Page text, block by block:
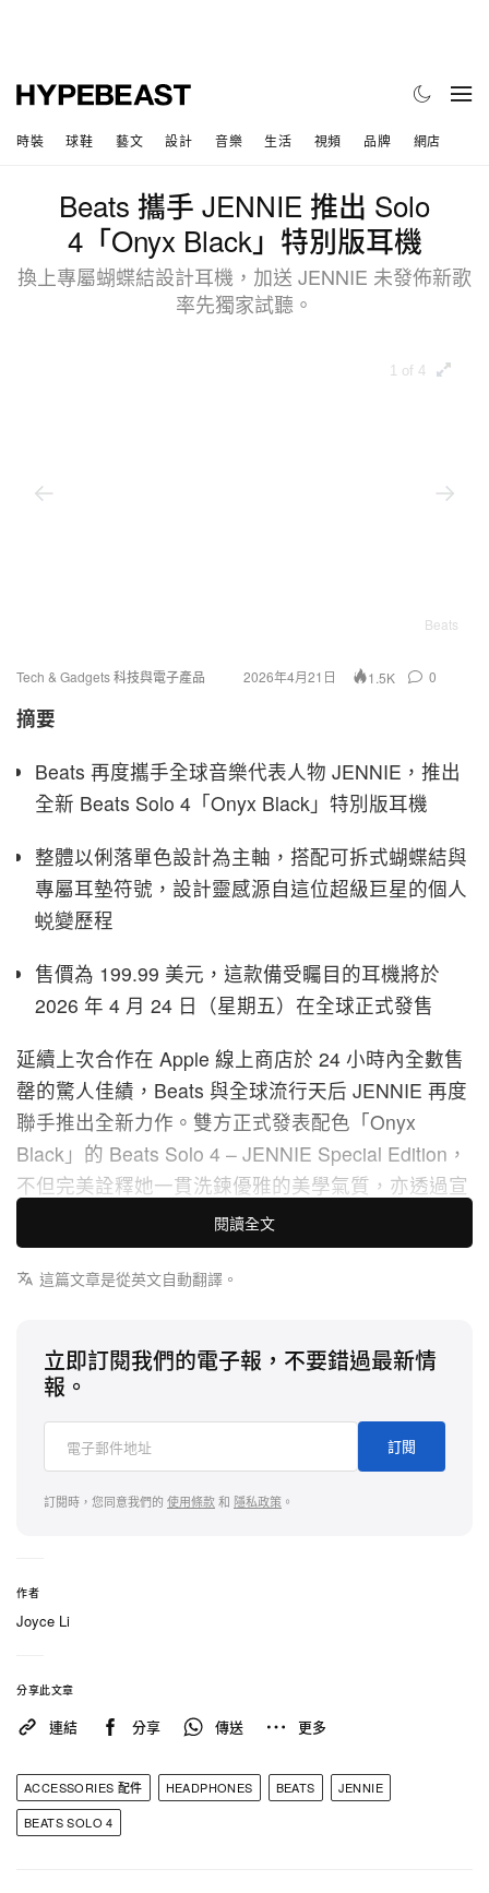
時裝 球鞋 藝文 設計 音樂 生活 視頻 品牌 網店
Beats 攜手 JENNIE 推出 Solo
4「Onyx Black」特別版耳機
換上專屬蝴蝶結設計耳機，加送 JENNIE 未發佈新歌
率先獨家試聽。
1 of 4
Beats
Tech & Gadgets 科技與電子產品 2026年4月21日 1.5K 0
摘要
Beats 再度攜手全球音樂代表人物 JENNIE，推出
全新 Beats Solo 4「Onyx Black」特別版耳機
整體以俐落單色設計為主軸，搭配可拆式蝴蝶結與
專屬耳墊符號，設計靈感源自這位超級巨星的個人
蜕變歷程
售價為 199.99 美元，這款備受矚目的耳機將於
2026 年 4 月 24 日（星期五）在全球正式發售
延續上次合作在 Apple 線上商店於 24 小時內全數售
罄的驚人佳績，Beats 與全球流行天后 JENNIE 再度
聯手推出全新力作。雙方正式發表配色「Onyx
Black」的 Beats Solo 4 – JENNIE Special Edition，
不但完美詮釋她一貫洗鍊優雅的美學氣質，亦透過宣
傳影片率先釋出未發表新曲，帶來獨家先聽體驗。
此款耳機以呈現 JENNIE 的成長蜕變與自我探索旅程
落機身可搭配兩枚可拆式黑色蝴蝶結，打造高度自訂
造型，同時配備 UltraPlush 超柔軟耳墊，上方綴以源
套高規格音訊組合畫龍點睛。
「我們一直知道，我第一次與 Beats 的合作，只是故
也非常期待大家能透過這款俐落耳機，與我一同踏入
全新的篇章。」此番新品，正是 2025 年備受追捧的
Beats Solo Buds 宣傳企劃之後，眾所期待的全新續
章。
為慶祝新品重磅登場，身在南韓的樂迷可於 4 月 24
日親臨聖水限定快閃活動，現場試戴耳機，並可在贈
品數量有限的情況下獲得客製袋飾。同樣形式的線下
閱讀全文
這篇文章是從英文自動翻譯。
立即訂閱我們的電子報，不要錯過最新情
報。
訂閱
訂閱時，您同意我們的 使用條款和 隱私政策 。
作者
Joyce Li
分享此文章
連結 分享 傳送 更多
ACCESSORIES 配件 HEADPHONES BEATS
JENNIE
BEATS SOLO 4